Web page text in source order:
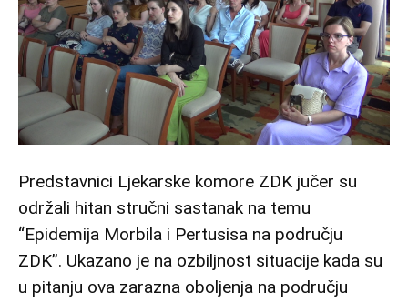
Predstavnici Ljekarske komore ZDK jučer su
održali hitan stručni sastanak na temu
“Epidemija Morbila i Pertusisa na području
ZDK”. Ukazano je na ozbiljnost situacije kada su
u pitanju ova zarazna oboljenja na području